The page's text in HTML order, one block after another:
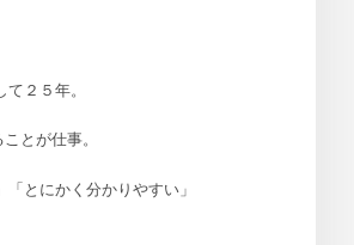
２５年。
とが仕事。
「とにかく分かりやすい」